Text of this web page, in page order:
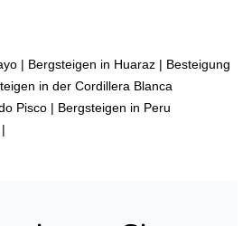
| Bergsteigen in Huaraz | Besteigung
in der Cordillera Blanca
Pisco | Bergsteigen in Peru
|